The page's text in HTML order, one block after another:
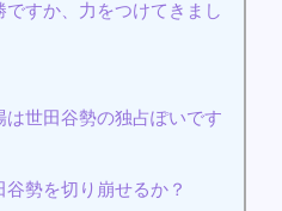
すか、力をつけてきまし
世田谷勢の独占ぽいです
勢を切り崩せるか？